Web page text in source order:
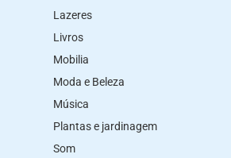
Lazeres
Livros
Mobilia
Moda e Beleza
Música
Plantas e jardinagem
Som